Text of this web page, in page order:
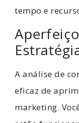
tempo e
A análise de
eficaz de
marketing.